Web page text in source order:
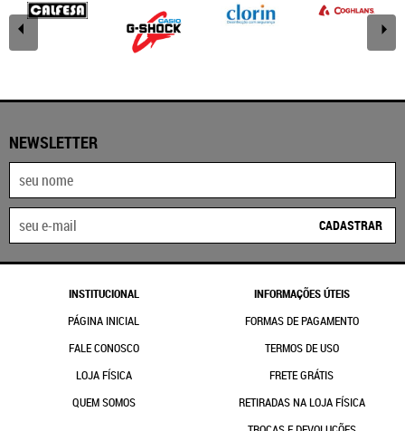
NEWSLETTER
CADASTRAR
INSTITUCIONAL
PÁGINA INICIAL
FALE CONOSCO
LOJA FÍSICA
QUEM SOMOS
INFORMAÇÕES ÚTEIS
FORMAS DE PAGAMENTO
TERMOS DE USO
FRETE GRÁTIS
RETIRADAS NA LOJA FÍSICA